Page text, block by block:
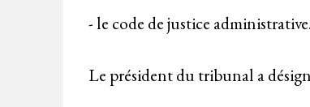
- le code de justice administrative.
Le président du tribunal a